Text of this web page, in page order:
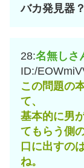
バカ発見器？
28:名無しさ
ID:/
この問題の
て、
基本的に男
てもらう側
口に出すの
ね。